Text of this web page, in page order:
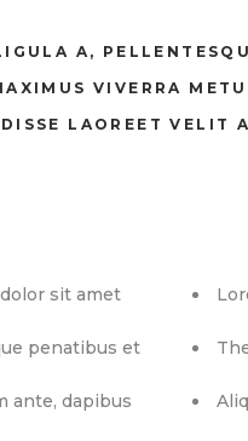
A,
VIVERRA
LAOREET VELIT
sit amet
penatibus et
ante, dapibus